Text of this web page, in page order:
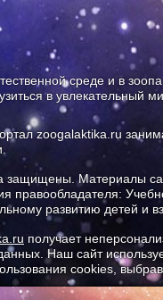
среде и в
в увлекательный
zoogalaktika.ru
Материалы
правообладателя:
развитию детей
получает
Наш сайт
cookies,